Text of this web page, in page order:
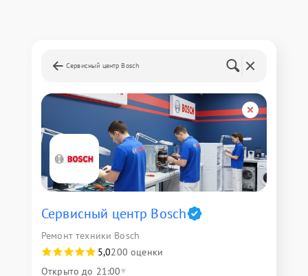
Сервисный центр Bosch
Сервисный центр Bosch
Ремонт техники Bosch
5,0200 оценки
Открыто до 21:00